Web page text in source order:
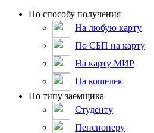
По способу получения
На любую карту
По СБП на карту
На карту МИР
На кошелек
По типу заемщика
Студенту
Пенсионеру